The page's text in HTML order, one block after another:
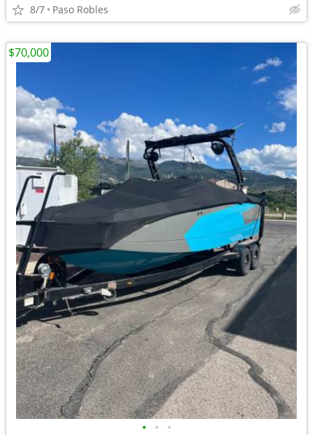
8/7 Paso Robles
• • •
$70,000